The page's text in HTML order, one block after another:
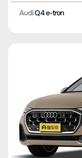
AudiQ4 e-tron